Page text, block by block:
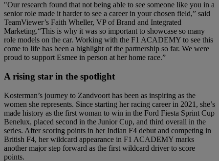
"Our research found that not being able to see someone like you in a
senior role made it harder to see a career in your chosen field,” said
TeamViewer’s Faith Wheller, VP of Brand and Integrated
Marketing.“This is why it was so important to showcase so many
role models on the car. Working with the F1 ACADEMY to see this
come to life has been a highlight of the partnership so far. We were
proud to support Esmee in person at her home race.”
A rising star in the spotlight
Kosterman’s journey to Zandvoort has been as inspiring as the
women she represents. Since starting her racing career in 2021, she’s
made history as the first woman to win in the Ford Fiesta Sprint Cup
Benelux, placed second in the Junior Cup, and third overall in the
series. After scoring points in her Indian F4 debut and competing in
British F4, her wildcard appearance in F1 ACADEMY marks
another major step forward as the first wildcard driver to score
points.